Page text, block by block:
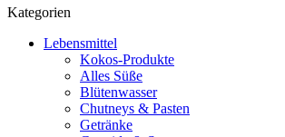
Kategorien
Lebensmittel
Kokos-Produkte
Alles Süße
Blütenwasser
Chutneys & Pasten
Getränke